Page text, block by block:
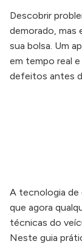
Descobrir
demorado, mas
sua bolsa. Um
em tempo real
defeitos antes
A tecnologia
que agora
técnicas do
Neste guia